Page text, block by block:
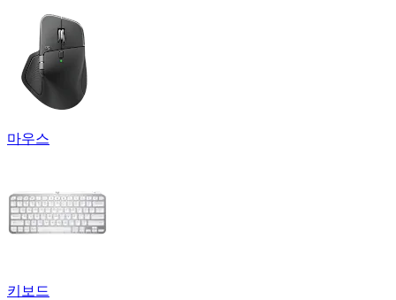
마우스
키보드